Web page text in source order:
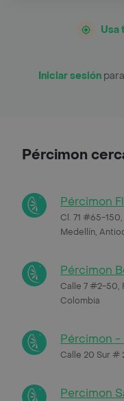
Usa
Iniciar sesión
Pércimon
Pércimon
Cl. 71 #65-
Medellín,
Pércimon
Calle 7 #2-50,
Colombia
Pércimon -
Calle 20 Sur #
Percimon